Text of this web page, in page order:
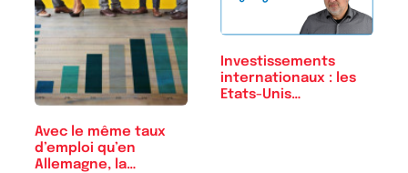
Avec le même taux
d’emploi qu’en
Allemagne, la…
Investissements
internationaux : les
Etats-Unis…